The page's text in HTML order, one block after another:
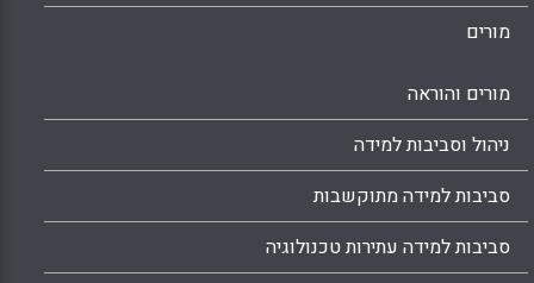
מורים
מורים והוראה
ניהול וסביבות למידה
סביבות למידה מתוקשבות
סביבות למידה עתירות טכנולוגיה